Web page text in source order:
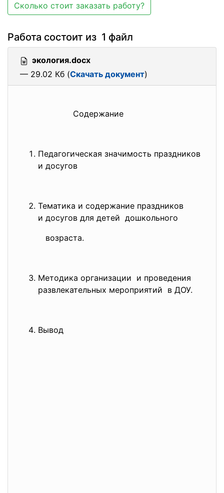
Сколько стоит заказать работу?
Работа состоит из 1 файл
экология.docx
— 29.02 Кб (Скачать документ)
Содержание
Педагогическая значимость праздников
и досугов
Тематика и содержание праздников
и досугов для детей дошкольного
возраста.
Методика организации и проведения
развлекательных мероприятий в ДОУ.
Вывод